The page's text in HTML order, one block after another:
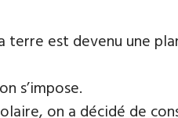
terre est devenu une
s’impose.
on a décidé de